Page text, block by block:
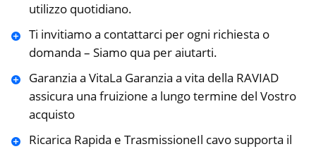
utilizzo quotidiano.
Ti invitiamo a contattarci per ogni richiesta o
domanda – Siamo qua per aiutarti.
Garanzia a VitaLa Garanzia a vita della RAVIAD
assicura una fruizione a lungo termine del Vostro
acquisto
Ricarica Rapida e TrasmissioneIl cavo supporta il